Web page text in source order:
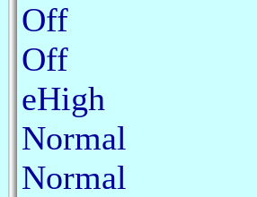
Off
Off
eHigh
Normal
Normal